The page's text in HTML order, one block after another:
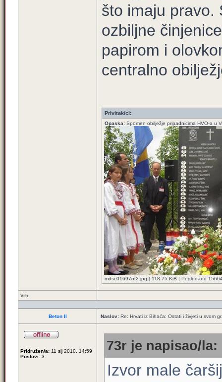
što imaju pravo.
ozbiljne
papirom i
centralno
Privitak/ci:
Opaska: Spomen obilježje pripadnicima HVO-a u
mdsc01697ot2.jpg [ 118.75 KiB | Pogledano
Vrh
Beton II Naslov: Re: Hrvati iz Bihaća: Ostati i živjeti u svom
Pridružen/a: 11 sij 2010, 14:59
Postovi: 3
73r je napisao/la:
Izvor male